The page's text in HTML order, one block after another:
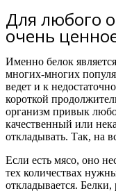
Для любого
очень
Именно белок
многих-многих
ведет и к
короткой
организм привык
качественный или
откладывать. Так, на
Если есть мясо, оно
тех количествах
откладывается.